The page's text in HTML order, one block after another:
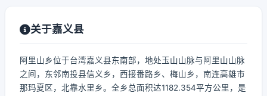
关于嘉义县
阿里山乡位于台湾嘉义县东南部，地处玉山山脉与阿里山山脉
之间，东邻南投县信义乡，西接番路乡、梅山乡，南连高雄市
那玛夏区，北靠水里乡。全乡总面积达1182.354平方公里，是